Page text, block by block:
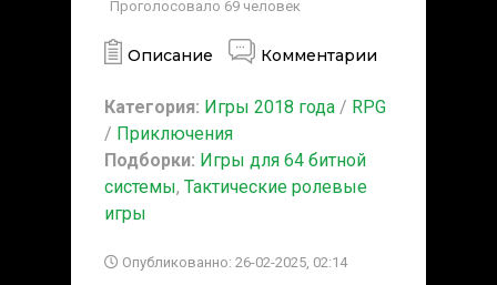
Проголосовало 69 человек
Описание Комментарии
Категория: Игры 2018 года / RPG
/ Приключения
Подборки: Игры для 64 битной
системы, Тактические ролевые
игры
Опубликованно: 26-02-2025, 02:14